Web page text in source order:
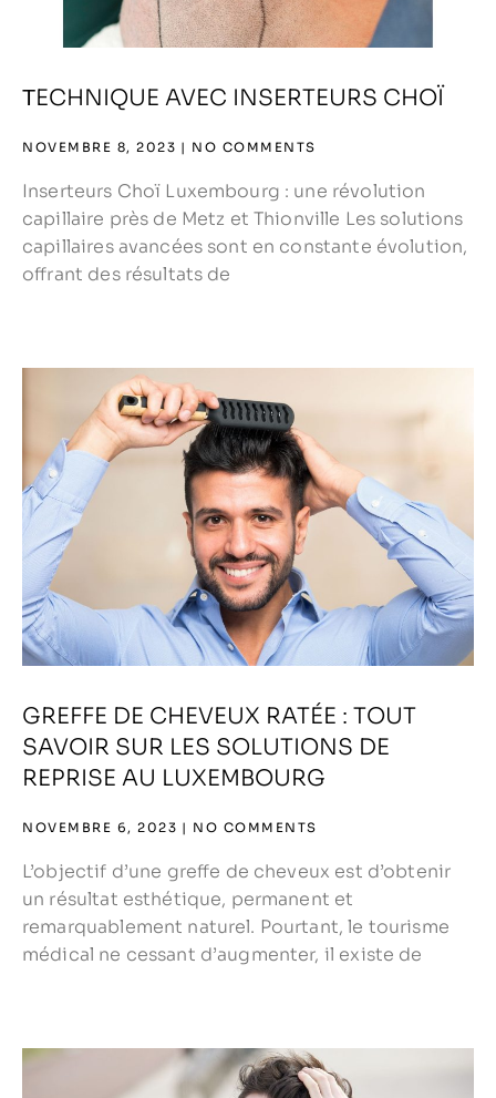
ΤECHNIQUE AVEC INSERTEURS CHOÏ
NOVEMBRE 8, 2023 NO COMMENTS
Inserteurs Choï Luxembourg : une révolution
capillaire près de Metz et Thionville Les solutions
capillaires avancées sont en constante évolution,
offrant des résultats de
GREFFE DE CHEVEUX RATÉE : TOUT
SAVOIR SUR LES SOLUTIONS DE
REPRISE AU LUXEMBOURG
NOVEMBRE 6, 2023 NO COMMENTS
L’objectif d’une greffe de cheveux est d’obtenir
un résultat esthétique, permanent et
remarquablement naturel. Pourtant, le tourisme
médical ne cessant d’augmenter, il existe de